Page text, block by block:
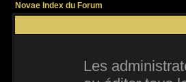
Novae Index du Forum
Les